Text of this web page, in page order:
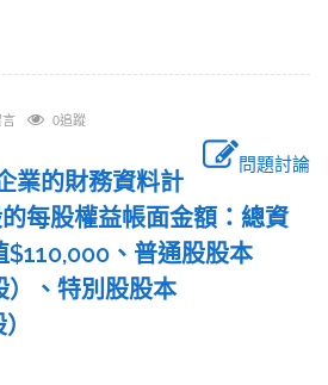
言 0追蹤
問題討論
業的財務資料計
每股權益帳面金額：總資
、普通股股本
、特別股股本